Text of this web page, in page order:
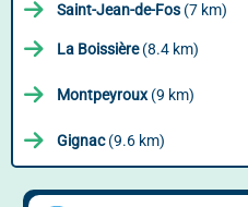
Saint-Jean-de-Fos (7 km)
La Boissière(8.4 km)
Montpeyroux(9 km)
Gignac(9.6 km)